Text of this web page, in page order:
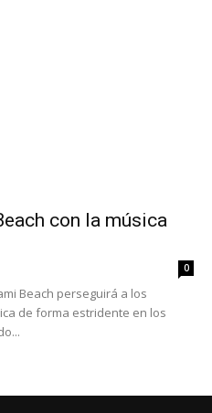
con la música
0
Beach perseguirá a los
de forma estridente en los